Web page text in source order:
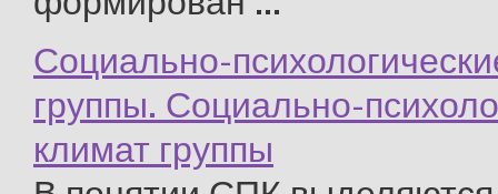
Социально-
группы. Социально-
климат группы